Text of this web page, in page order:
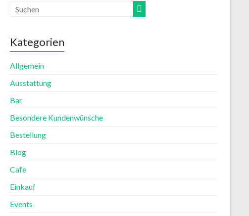
Kategorien
Allgemein
Ausstattung
Bar
Besondere Kundenwünsche
Bestellung
Blog
Cafe
Einkauf
Events